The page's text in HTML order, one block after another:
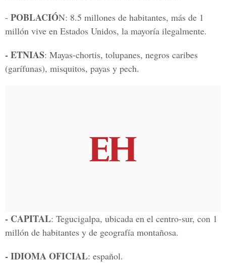
- POBLACIÓN: 8.5 millones de habitantes, más de 1
millón vive en Estados Unidos, la mayoría ilegalmente.
- ETNIAS: Mayas-chortis, tolupanes, negros caribes
(garífunas), misquitos, payas y pech.
- CAPITAL: Tegucigalpa, ubicada en el centro-sur, con 1
millón de habitantes y de geografía montañosa.
- IDIOMA OFICIAL: español.